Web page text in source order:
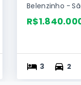
Belenzinho -
3 2